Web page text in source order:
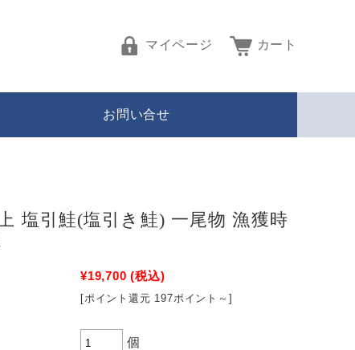
マイページ カート
お問い合せ
塩引鮭(塩引き鮭) 一尾物 漁獲時
¥19,700 (税込)
[ポイント還元 197ポイント～]
個